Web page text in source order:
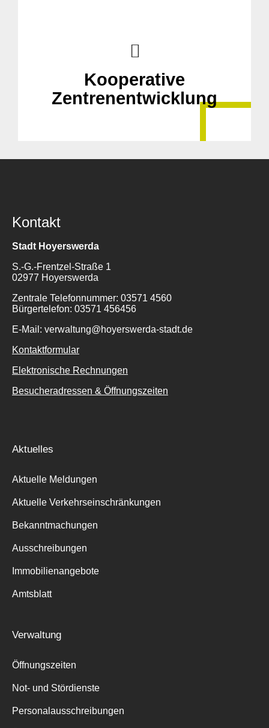
Kooperative
Zentrenentwicklung
Kontakt
Stadt Hoyerswerda
S.-G.-Frentzel-Straße 1
02977 Hoyerswerda
Zentrale Telefonnummer: 03571 4560
Bürgertelefon: 03571 456456
E-Mail: verwaltung@hoyerswerda-stadt.de
Kontaktformular
Elektronische Rechnungen
Besucheradressen & Öffnungszeiten
Aktuelles
Aktuelle Meldungen
Aktuelle Verkehrseinschränkungen
Bekanntmachungen
Ausschreibungen
Immobilienangebote
Amtsblatt
Verwaltung
Öffnungszeiten
Not- und Stördienste
Personalausschreibungen